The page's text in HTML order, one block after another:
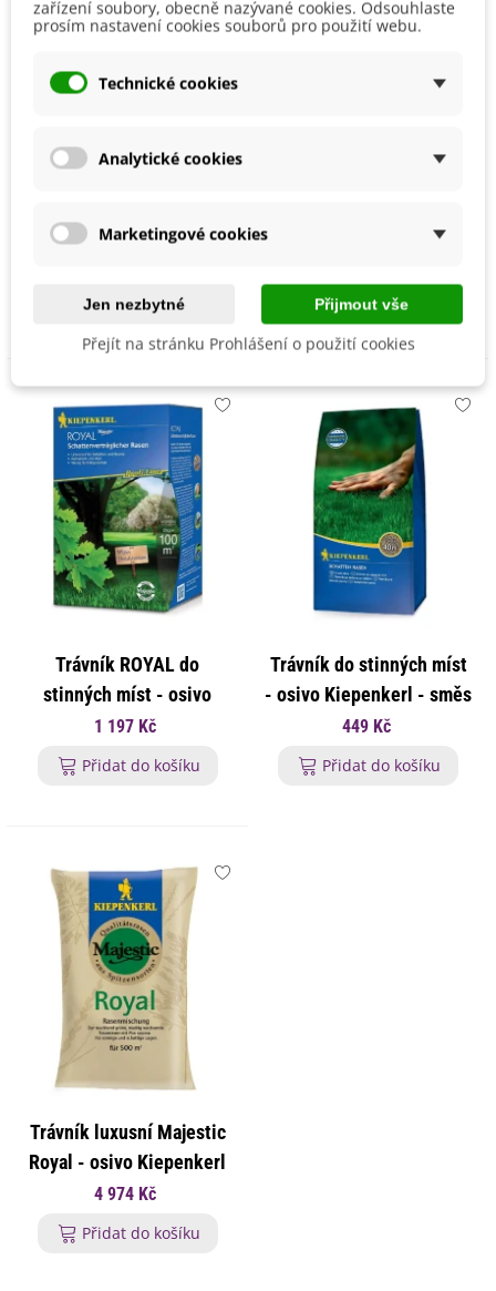
stinná stanoviště
1 kg
Přidat do košíku
osivo Kiepenkerl - směs -
Přidat do košíku
Trávník ROYAL do
stinných míst - osivo
Kiepenkerl - směs - 2 kg
1 197 Kč
Přidat do košíku
Trávník do stinných míst
- osivo Kiepenkerl - směs
- 1 kg
449 Kč
Přidat do košíku
Trávník luxusní Majestic
Royal - osivo Kiepenkerl
- směs - 10 kg
4 974 Kč
Přidat do košíku
zařízení soubory, obecně nazývané cookies. Odsouhlaste
prosím nastavení cookies souborů pro použití webu.
Technické cookies
Analytické cookies
Marketingové cookies
Jen nezbytné Přijmout vše
Přejít na stránku Prohlášení o použití cookies